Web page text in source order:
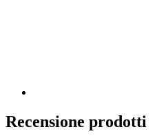
Recensione prodotti